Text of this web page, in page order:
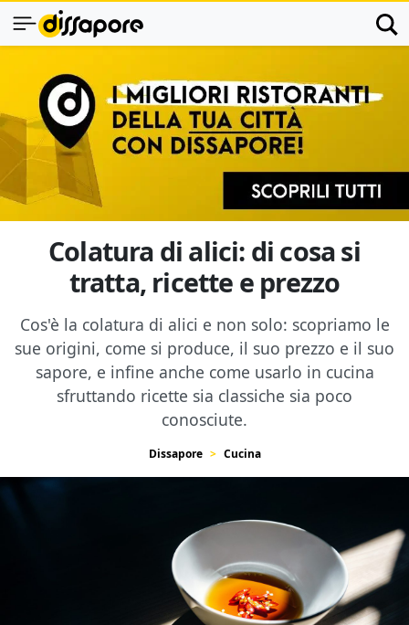
Colatura di alici: di cosa si
tratta, ricette e prezzo
Cos'è la colatura di alici e non solo: scopriamo le
sue origini, come si produce, il suo prezzo e il suo
sapore, e infine anche come usarlo in cucina
sfruttando ricette sia classiche sia poco
conosciute.
Dissapore Cucina